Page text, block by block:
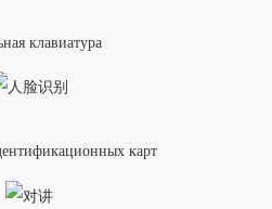
клавиатура
карт